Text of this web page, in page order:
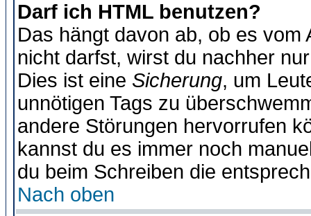
Darf ich HTML benutzen?
Das hängt davon ab, ob es
nicht darfst, wirst du nachher
Dies ist eine Sicherung, um
unnötigen Tags zu
andere Störungen hervorrufen
kannst du es immer noch
du beim Schreiben die
Nach oben